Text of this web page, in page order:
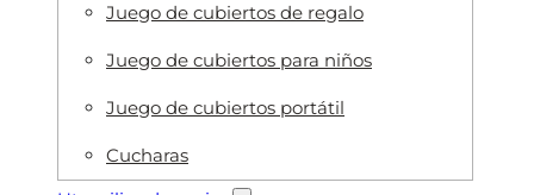
Juego de cubiertos de regalo
Juego de cubiertos para niños
Juego de cubiertos portátil
Cucharas